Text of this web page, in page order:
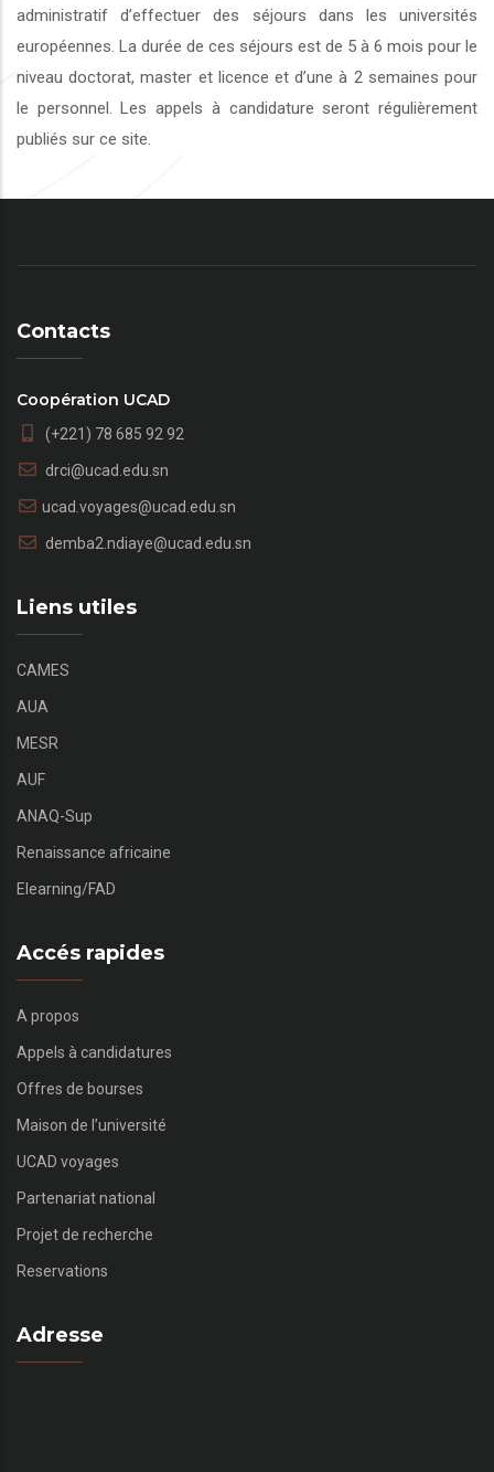
administratif d’effectuer des séjours dans les universités
européennes. La durée de ces séjours est de 5 à 6 mois pour le
niveau doctorat, master et licence et d’une à 2 semaines pour
le personnel. Les appels à candidature seront régulièrement
publiés sur ce site.
Contacts
Coopération UCAD
(+221) 78 685 92 92
drci@ucad.edu.sn
ucad.voyages@ucad.edu.sn
demba2.ndiaye@ucad.edu.sn
Liens utiles
CAMES
AUA
MESR
AUF
ANAQ-Sup
Renaissance africaine
Elearning/FAD
Accés rapides
A propos
Appels à candidatures
Offres de bourses
Maison de l’université
UCAD voyages
Partenariat national
Projet de recherche
Reservations
Adresse